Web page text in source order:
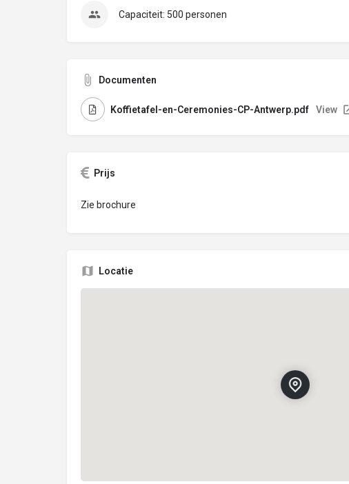
Capaciteit: 500 personen
Documenten
Koffietafel-en-Ceremonies-CP-Antwerp.pdf View
Prijs
Zie brochure
Locatie